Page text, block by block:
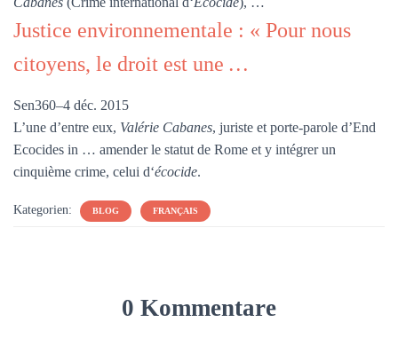
Justice environnementale : « Pour nous
citoyens, le droit est une …
Sen360–4 déc. 2015
L’une d’entre eux, Valérie Cabanes, juriste et porte-parole d’End
Ecocides in … amender le statut de Rome et y intégrer un
cinquième crime, celui d‘écocide.
Kategorien: BLOG FRANÇAIS
0 Kommentare